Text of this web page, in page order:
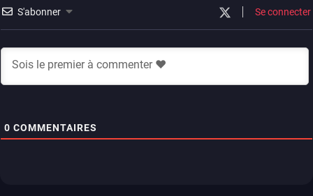
S'abonner Se connecter
0 COMMENTAIRES